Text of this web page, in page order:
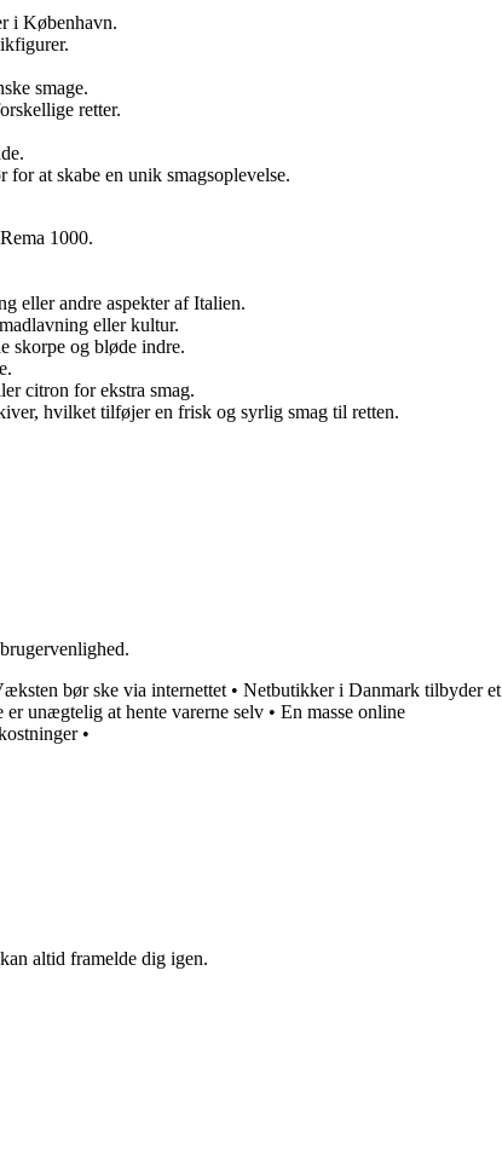
i København.
smage.
retter.
at skabe en unik smagsoplevelse.
1000.
eller andre aspekter af Italien.
eller kultur.
skorpe og bløde indre.
citron for ekstra smag.
hvilket tilføjer en frisk og syrlig smag til retten.
bør ske via internettet • Netbutikker i Danmark tilbyder et
er unægtelig at hente varerne selv • En masse online
•
altid framelde dig igen.